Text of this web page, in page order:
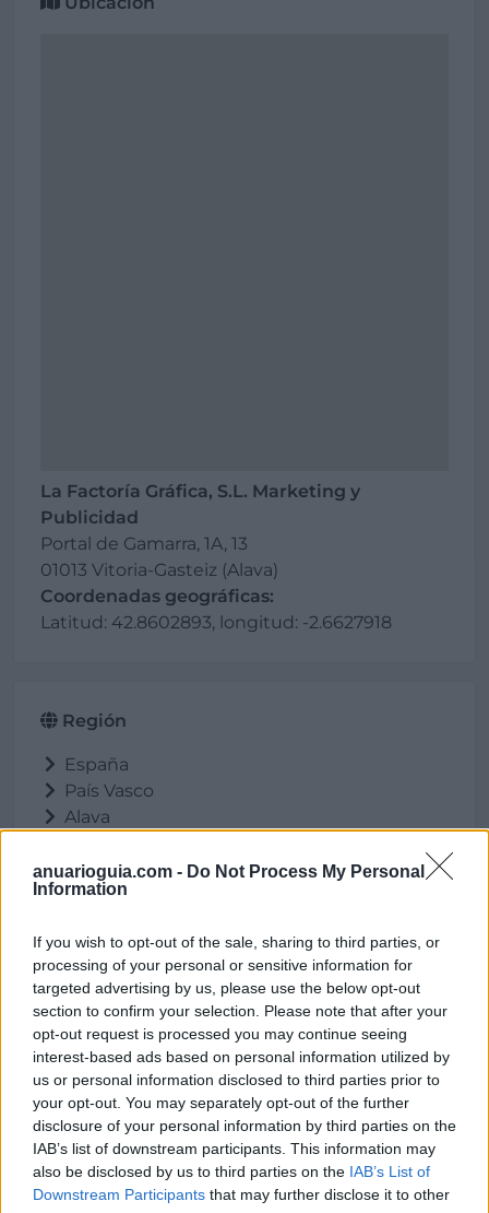
anuarioguia.com - Do Not Process My Personal
Information
If you wish to opt-out of the sale, sharing to third parties, or
processing of your personal or sensitive information for
targeted advertising by us, please use the below opt-out
section to confirm your selection. Please note that after your
opt-out request is processed you may continue seeing
interest-based ads based on personal information utilized by
us or personal information disclosed to third parties prior to
your opt-out. You may separately opt-out of the further
disclosure of your personal information by third parties on the
IAB’s list of downstream participants. This information may
also be disclosed by us to third parties on the IAB’s List of
Downstream Participants that may further disclose it to other
La Factoría Gráfica, S.L. Marketing y
Publicidad
Portal de Gamarra, 1A, 13
01013 Vitoria-Gasteiz (Alava)
Coordenadas geográficas:
Latitud: 42.8602893, longitud: -2.6627918
Región
España
País Vasco
Alava
Contacto
Dirección
Portal de Gamarra, 1A, 13
01013 Vitoria-Gasteiz (Alava)
Teléfono
945437060